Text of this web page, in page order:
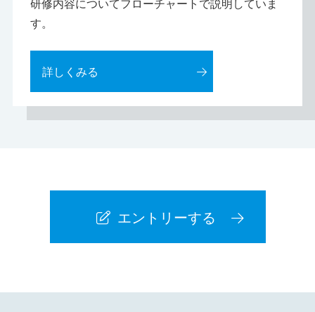
研修内容についてフローチャートで説明していま
す。
詳しくみる
エントリーする